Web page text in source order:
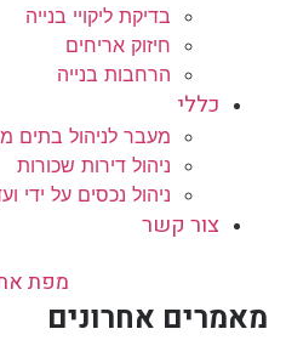
בדיקת ליקויי בנייה
חיזוק אריחים
הרחבות בנייה
כללי
מעבר לניהול בתים
ניהול דירות שכורות
ניהול נכסים על ידי
צור קשר
מפת
מאמרים אחרונים